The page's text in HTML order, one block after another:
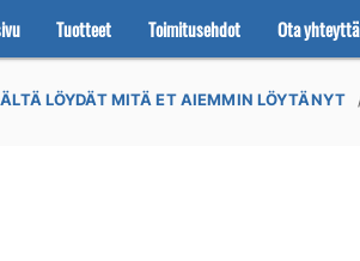
Tuotteet Toimitusehdot Ota yhteyttä
LÖYDÄT MITÄ ET AIEMMIN LÖYTÄNYT